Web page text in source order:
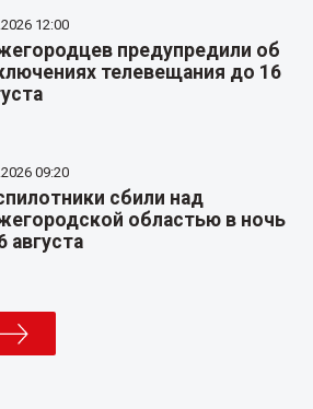
12:00
предупредили об
телевещания до 16
09:20
сбили над
областью в ночь
августа